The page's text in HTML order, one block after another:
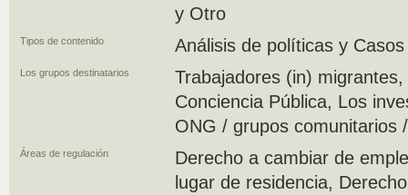
y Otro
Tipos de contenido Análisis de políticas y
Los grupos destinatarios
Trabajadores (in)
Conciencia Pública, Los
ONG / grupos comunitarios
Áreas de regulación
Derecho a cambiar de
lugar de residencia,